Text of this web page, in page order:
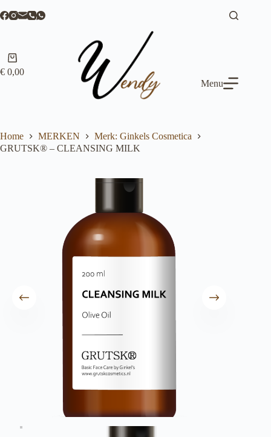
naar
Winkelwagen
€ 0,00
Menu
Home MERKEN
Merk: Ginkels Cosmetica
GRUTSK® – CLEANSING MILK